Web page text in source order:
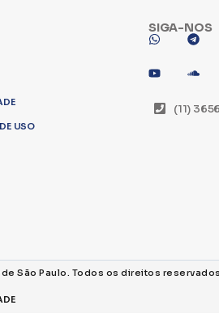
USO
SIGA-NOS
(11)
São Paulo. Todos os direitos